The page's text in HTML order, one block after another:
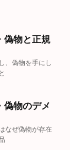
偽物と正規
、偽物を手にし
偽物のデメ
なぜ偽物が存在